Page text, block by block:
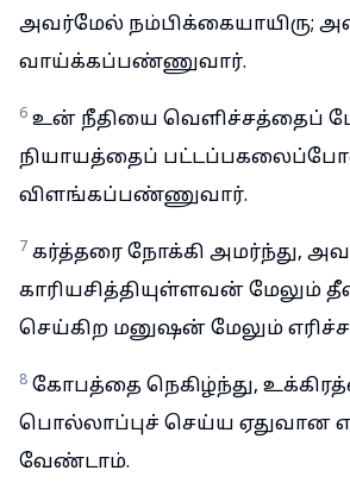
அவர்மேல் நம்பிக்கையாயிரு;
வாய்க்கப்பண்ணுவார்.
6 உன் நீதியை வெளிச்சத்தைப்
நியாயத்தைப்
விளங்கப்பண்ணுவார்.
7 கர்த்தரை நோக்கி அமர்ந்து,
காரியசித்தியுள்ளவன் மேலும்
செய்கிற மனுஷன் மேலும்
8 கோபத்தை நெகிழ்ந்து,
பொல்லாப்புச் செய்ய ஏதுவான
வேண்டாம்.